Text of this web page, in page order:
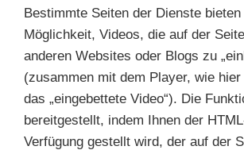
Bestimmte Seiten der Dienste bieten
Möglichkeit, Videos, die auf der
anderen Websites oder Blogs zu
(zusammen mit dem Player, wie
das „eingebettete Video“). Die
bereitgestellt, indem Ihnen der
Verfügung gestellt wird, der auf der